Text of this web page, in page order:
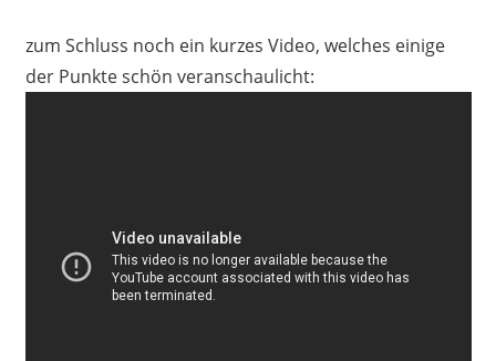
zum Schluss noch ein kurzes Video, welches einige
der Punkte schön veranschaulicht: